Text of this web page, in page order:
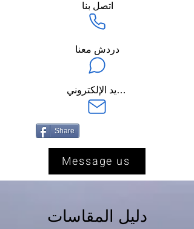
اتصل بنا
دردش معنا
ارسل لنا عبر البريد الإلكتروني
Share
Message us
دليل المقاسات